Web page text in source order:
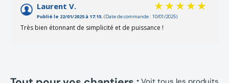
Laurent V.
Publié le 22/01/2025 à 17:15. (Date de commande : 10/01/2025)
Très bien étonnant de simplicité et de puissance !